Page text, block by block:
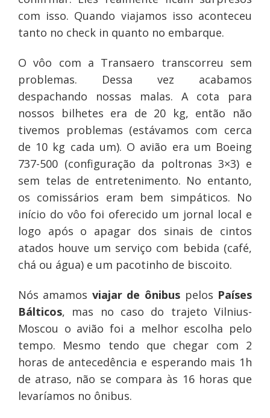
com isso. Quando viajamos isso aconteceu
tanto no check in quanto no embarque.
O vôo com a Transaero transcorreu sem
problemas. Dessa vez acabamos
despachando nossas malas. A cota para
nossos bilhetes era de 20 kg, então não
tivemos problemas (estávamos com cerca
de 10 kg cada um). O avião era um Boeing
737-500 (configuração da poltronas 3×3) e
sem telas de entretenimento. No entanto,
os comissários eram bem simpáticos. No
início do vôo foi oferecido um jornal local e
logo após o apagar dos sinais de cintos
atados houve um serviço com bebida (café,
chá ou água) e um pacotinho de biscoito.
Nós amamos viajar de ônibus pelos Países
Bálticos, mas no caso do trajeto Vilnius-
Moscou o avião foi a melhor escolha pelo
tempo. Mesmo tendo que chegar com 2
horas de antecedência e esperando mais 1h
de atraso, não se compara às 16 horas que
levaríamos no ônibus.